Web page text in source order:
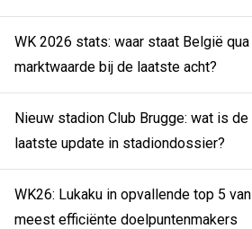
WK 2026 stats: waar staat België qua
marktwaarde bij de laatste acht?
Nieuw stadion Club Brugge: wat is de
laatste update in stadiondossier?
WK26: Lukaku in opvallende top 5 van
meest efficiënte doelpuntenmakers